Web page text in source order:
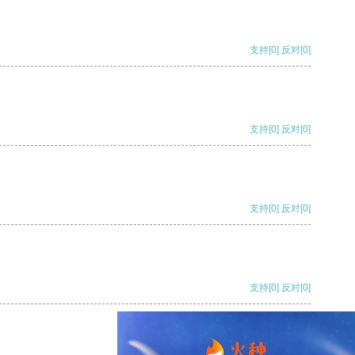
支持[0] 反对[0]
支持[0] 反对[0]
支持[0] 反对[0]
支持[0] 反对[0]